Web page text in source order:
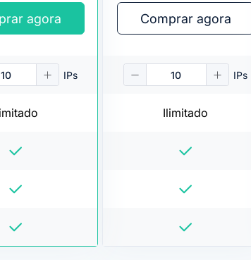
agora
IPs
Comprar agora
IPs
Ilimitado